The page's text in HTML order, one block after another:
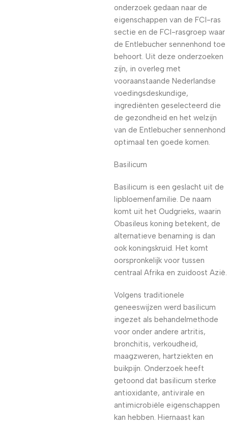
onderzoek gedaan naar de
eigenschappen van de FCI-ras
sectie en de FCI-rasgroep waar
de Entlebucher sennenhond toe
behoort. Uit deze onderzoeken
zijn, in overleg met
vooraanstaande Nederlandse
voedingsdeskundige,
ingrediënten geselecteerd die
de gezondheid en het welzijn
van de Entlebucher sennenhond
optimaal ten goede komen.
Basilicum
Basilicum is een geslacht uit de
lipbloemenfamilie. De naam
komt uit het Oudgrieks, waarin
Obasileus koning betekent, de
alternatieve benaming is dan
ook koningskruid. Het komt
oorspronkelijk voor tussen
centraal Afrika en zuidoost Azië.
Volgens traditionele
geneeswijzen werd basilicum
ingezet als behandelmethode
voor onder andere artritis,
bronchitis, verkoudheid,
maagzweren, hartziekten en
buikpijn. Onderzoek heeft
getoond dat basilicum sterke
antioxidante, antivirale en
antimicrobiële eigenschappen
kan hebben. Hiernaast kan